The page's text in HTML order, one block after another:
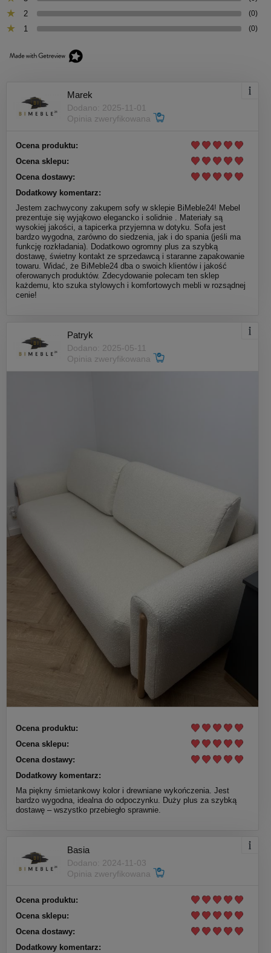
2 (0)
1 (0)
Marek
Dodano: 2025-11-01
Opinia zweryfikowana
Ocena produktu:
Ocena sklepu:
Ocena dostawy:
Dodatkowy komentarz:
Jestem zachwycony zakupem sofy w sklepie BiMeble24! Mebel
prezentuje się wyjąkowo elegancko i solidnie . Materiały są
wysokiej jakości, a tapicerka przyjemna w dotyku. Sofa jest
bardzo wygodna, zarówno do siedzenia, jak i do spania (jeśli ma
funkcję rozkładania). Dodatkowo ogromny plus za szybką
dostawę, świetny kontakt ze sprzedawcą i staranne zapakowanie
towaru. Widać, że BiMeble24 dba o swoich klientów i jakość
oferowanych produktów. Zdecydowanie polecam ten sklep
każdemu, kto szuka stylowych i komfortowych mebli w rozsądnej
cenie!
Patryk
Dodano: 2025-05-11
Opinia zweryfikowana
Ocena produktu:
Ocena sklepu:
Ocena dostawy:
Dodatkowy komentarz:
Ma piękny śmietankowy kolor i drewniane wykończenia. Jest
bardzo wygodna, idealna do odpoczynku. Duży plus za szybką
dostawę – wszystko przebiegło sprawnie.
Basia
Dodano: 2024-11-03
Opinia zweryfikowana
Ocena produktu:
Ocena sklepu:
Ocena dostawy:
Dodatkowy komentarz: